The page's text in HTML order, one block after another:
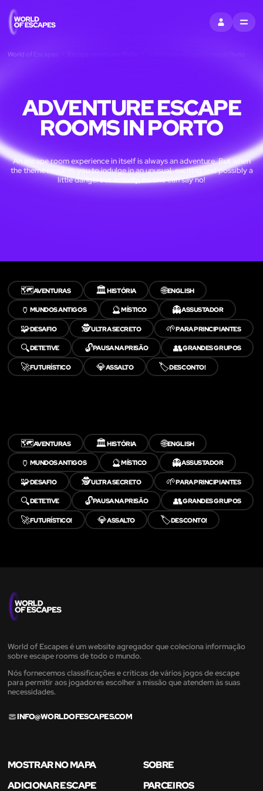
ENTRARMENU
World of Escapes
ADVENTURE ESCAPE
ROOMS IN PORTO
An escape room experience in itself is always an adventure. But when
the theme requires you to indulge in an unusual, exciting and possibly a
little dangerous activity, no one can say no!
🗺️AVENTURAS 🏛️HISTÓRIA 🌐ENGLISH
🏺 MUNDOS ANTIGOS 🔮MÍSTICO 👻ASSUSTADOR
🧩DESAFIO 🕵️ULTRA SECRETO 🌱PARA PRINCIPIANTES
🔍DETETIVE 🔓PAUSA NA PRISÃO 👥GRANDES GRUPOS
🚀FUTURÍSTICO 💎ASSALTO 🏷️DESCONTO!
🗺️AVENTURAS 🏛️HISTÓRIA 🌐ENGLISH
🏺 MUNDOS ANTIGOS 🔮MÍSTICO 👻ASSUSTADOR
🧩DESAFIO 🕵️ULTRA SECRETO 🌱PARA PRINCIPIANTES
🔍DETETIVE 🔓PAUSA NA PRISÃO 👥GRANDES GRUPOS
🚀FUTURÍSTICO! 💎ASSALTO 🏷️DESCONTO!
World of Escapes é um website agregador que coleciona informação
sobre escape rooms de todo o mundo.
Nós fornecemos classificações e críticas de vários jogos de escape
para permitir aos jogadores escolher a missão que atendem às suas
necessidades.
INFO@WORLDOFESCAPES.COM
MOSTRAR NO MAPA
SOBRE
ADICIONAR ESCAPE
PARCEIROS